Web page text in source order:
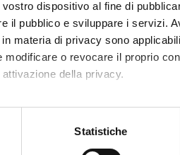
dispositivo al fine di
il pubblico e sviluppare i servizi.
materia di privacy sono
o revocare il proprio
della privacy.
con un'approssimazione di
Statistiche